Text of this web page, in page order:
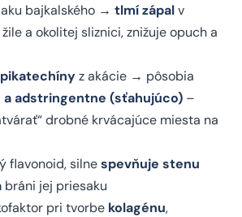
bajkalského → tlmí zápalv
a okolitej sliznici, znižuje opuch a
z akácie → pôsobia
a adstringentne (sťahujúco) –
drobné krvácajúce miesta na
flavonoid, silnespevňuje stenu
bráni jej priesaku
pri tvorbe kolagénu,